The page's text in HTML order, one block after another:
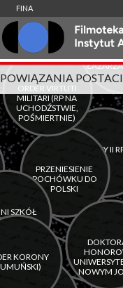
FINA
POWIĄZANIA POSTACI